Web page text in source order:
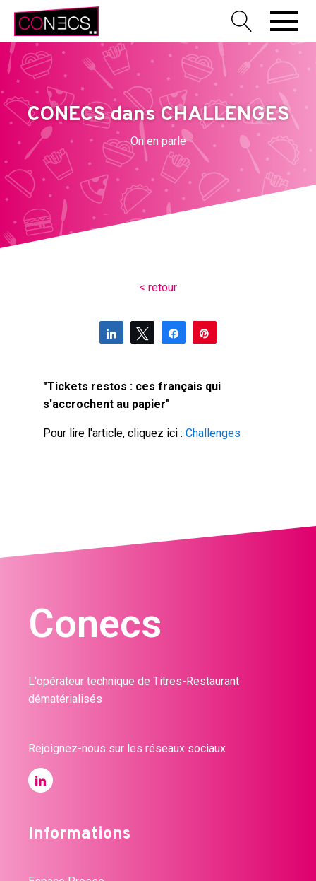
CONECS dans CHALLENGES
- On en parle -
< retour
Partagez Tweetez Partagez
"Tickets restos : ces français qui
s'accrochent au papier"
Pour lire l'article, cliquez ici : Challenges
Conecs
L'opérateur technique de Titres-Restaurant
dématérialisés
Rejoignez-nous sur les réseaux sociaux
Informations